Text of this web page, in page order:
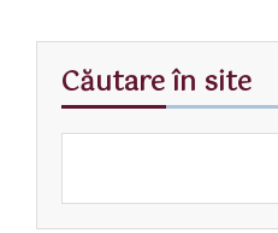
Căutare în site